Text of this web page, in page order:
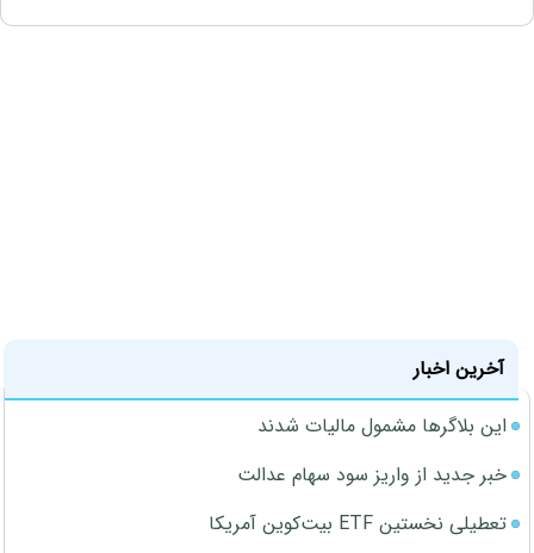
آخرین اخبار
این بلاگرها مشمول مالیات شدند
خبر جدید از واریز سود سهام عدالت
تعطیلی نخستین ETF بیت‌کوین آمریکا